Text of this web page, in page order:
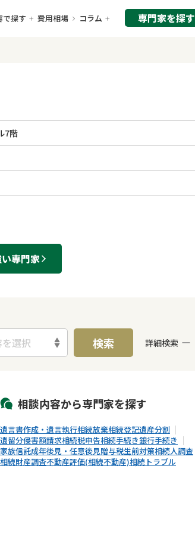
で探す 費用相場 コラム 専門家を探す
7階
専門家
選択 検索 詳細検索
相談内容から専門家を探す
遺言書作成・遺言執行相続放棄相続登記遺産分割
遺留分侵害額請求相続税申告相続手続き銀行手続き
家族信託成年後見・任意後見贈与税生前対策相続人調査
相続財産調査不動産評価(相続不動産)相続トラブル